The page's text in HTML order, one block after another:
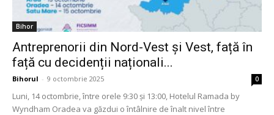
Bihor
Antreprenorii din Nord-Vest și Vest, față în
față cu decidenții naționali...
Bihorul - 9 octombrie 2025 0
Luni, 14 octombrie, între orele 9:30 și 13:00, Hotelul Ramada by
Wyndham Oradea va găzdui o întâlnire de înalt nivel între